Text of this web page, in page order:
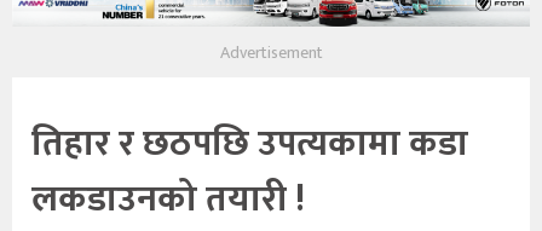
तिहार र छठपछि उपत्यकामा कडा
लकडाउनको तयारी !